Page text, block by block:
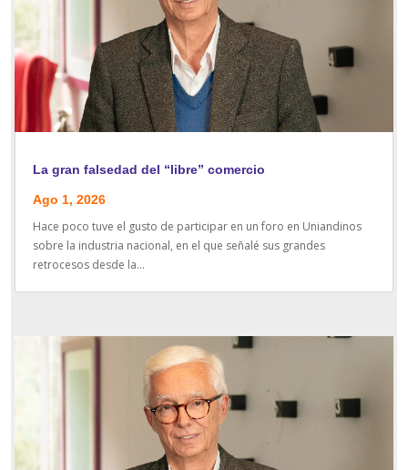
La gran falsedad del “libre” comercio
Ago 1, 2026
Hace poco tuve el gusto de participar en un foro en Uniandinos
sobre la industria nacional, en el que señalé sus grandes
retrocesos desde la...